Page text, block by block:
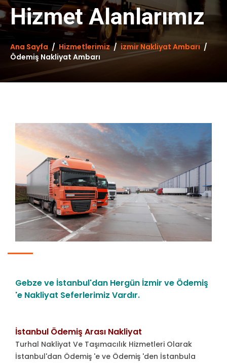
Hizmet Alanlarımız
Ana Sayfa Hizmetlerimiz
izmir Nakliyat Ambarı
Ödemiş Nakliyat Ambarı
Gebze ve İstanbul'dan Hergün İzmir ve Ödemiş
'e Nakliyat Seferlerimiz Vardır.
İstanbul Ödemiş Arası Nakliyat
Turhal Nakliyat Ve Taşımacılık Hizmetleri Olarak
İstanbul'dan Ödemiş 'e ve Ödemiş 'den İstanbula